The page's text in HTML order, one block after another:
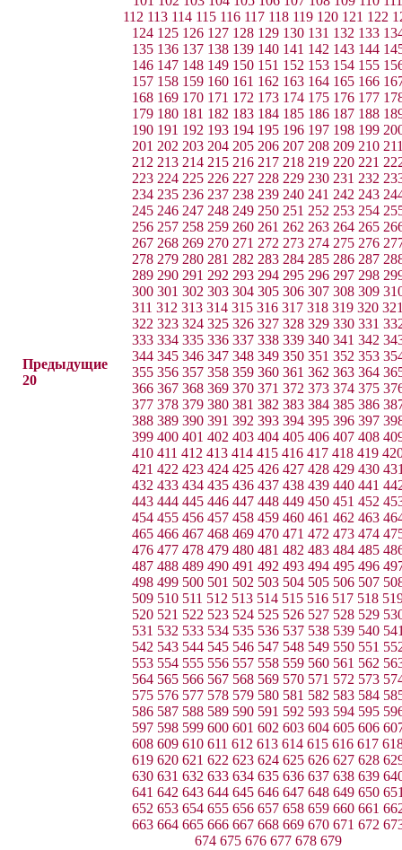
Предыдущие
20
112 113 114 115 116 117 118 119 120 121 122
124 125 126 127 128 129 130 131 132 133
135 136 137 138 139 140 141 142 143 144
146 147 148 149 150 151 152 153 154 155
157 158 159 160 161 162 163 164 165 166
168 169 170 171 172 173 174 175 176 177
179 180 181 182 183 184 185 186 187 188
190 191 192 193 194 195 196 197 198 199
201 202 203 204 205 206 207 208 209 210
212 213 214 215 216 217 218 219 220 221
223 224 225 226 227 228 229 230 231 232
234 235 236 237 238 239 240 241 242 243
245 246 247 248 249 250 251 252 253 254
256 257 258 259 260 261 262 263 264 265
267 268 269 270 271 272 273 274 275 276
278 279 280 281 282 283 284 285 286 287
289 290 291 292 293 294 295 296 297 298
300 301 302 303 304 305 306 307 308 309
311 312 313 314 315 316 317 318 319 320
322 323 324 325 326 327 328 329 330 331
333 334 335 336 337 338 339 340 341 342
344 345 346 347 348 349 350 351 352 353
355 356 357 358 359 360 361 362 363 364
366 367 368 369 370 371 372 373 374 375
377 378 379 380 381 382 383 384 385 386
388 389 390 391 392 393 394 395 396 397
399 400 401 402 403 404 405 406 407 408
410 411 412 413 414 415 416 417 418 419
421 422 423 424 425 426 427 428 429 430
432 433 434 435 436 437 438 439 440 441
443 444 445 446 447 448 449 450 451 452
454 455 456 457 458 459 460 461 462 463
465 466 467 468 469 470 471 472 473 474
476 477 478 479 480 481 482 483 484 485
487 488 489 490 491 492 493 494 495 496
498 499 500 501 502 503 504 505 506 507
509 510 511 512 513 514 515 516 517 518
520 521 522 523 524 525 526 527 528 529
531 532 533 534 535 536 537 538 539 540
542 543 544 545 546 547 548 549 550 551
553 554 555 556 557 558 559 560 561 562
564 565 566 567 568 569 570 571 572 573
575 576 577 578 579 580 581 582 583 584
586 587 588 589 590 591 592 593 594 595
597 598 599 600 601 602 603 604 605 606
608 609 610 611 612 613 614 615 616 617
619 620 621 622 623 624 625 626 627 628
630 631 632 633 634 635 636 637 638 639
641 642 643 644 645 646 647 648 649 650
652 653 654 655 656 657 658 659 660 661
663 664 665 666 667 668 669 670 671 672
674 675 676 677 678 679